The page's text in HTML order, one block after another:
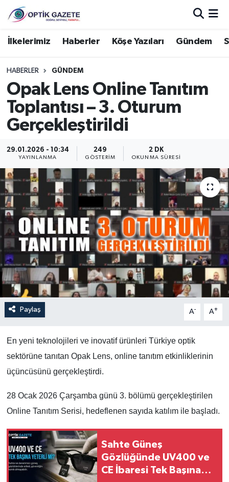
İlkelerimiz Haberler Köşe Yazıları Gündem
HABERLER GÜNDEM
Opak Lens Online Tanıtım
Toplantısı – 3. Oturum
Gerçekleştirildi
29.01.2026 - 10:34
YAYINLANMA
249
GÖSTERIM
2 DK
OKUNMA SÜRESI
Paylaş A- A+
En yeni teknolojileri ve inovatif ürünleri Türkiye optik
sektörüne tanıtan Opak Lens, online tanıtım etkinliklerinin
üçüncüsünü gerçekleştirdi.
28 Ocak 2026 Çarşamba günü 3. bölümü gerçekleştirilen
Online Tanıtım Serisi, hedeflenen sayıda katılım ile başladı.
Sahte Güneş
Gözlüğünde UV400 ve
CE İbaresi Tek Başına
Nöbetçi Eczaneler
Hava Durumu
İstanbul Namaz Vakitleri
Trafik Durumu
Tüm Manşetler
Son Dakika Haberleri
Haber Arşivi